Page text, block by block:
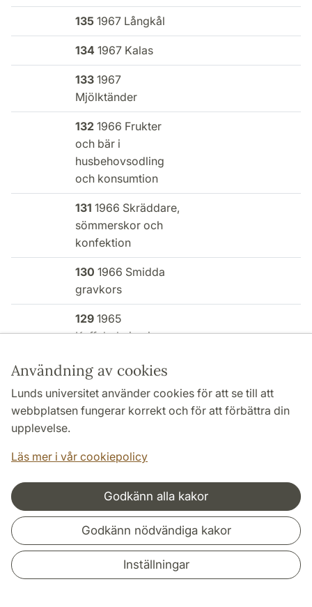
Användning av cookies
Lunds universitet använder cookies för att se till att
webbplatsen fungerar korrekt och för att förbättra din
upplevelse.
Läs mer i vår cookiepolicy
Godkänn alla kakor
Godkänn nödvändiga kakor
Inställningar
135 1967 Långkål
134 1967 Kalas
133 1967
Mjölktänder
132 1966 Frukter
och bär i
husbehovsodling
och konsumtion
131 1966 Skräddare,
sömmerskor och
konfektion
130 1966 Smidda
gravkors
129 1965
Kaffekokning i
glas
1281965 Emigration
1261965
a: Yrken och
sysselsättningar
b: Bostad
c: Mat, dryck,